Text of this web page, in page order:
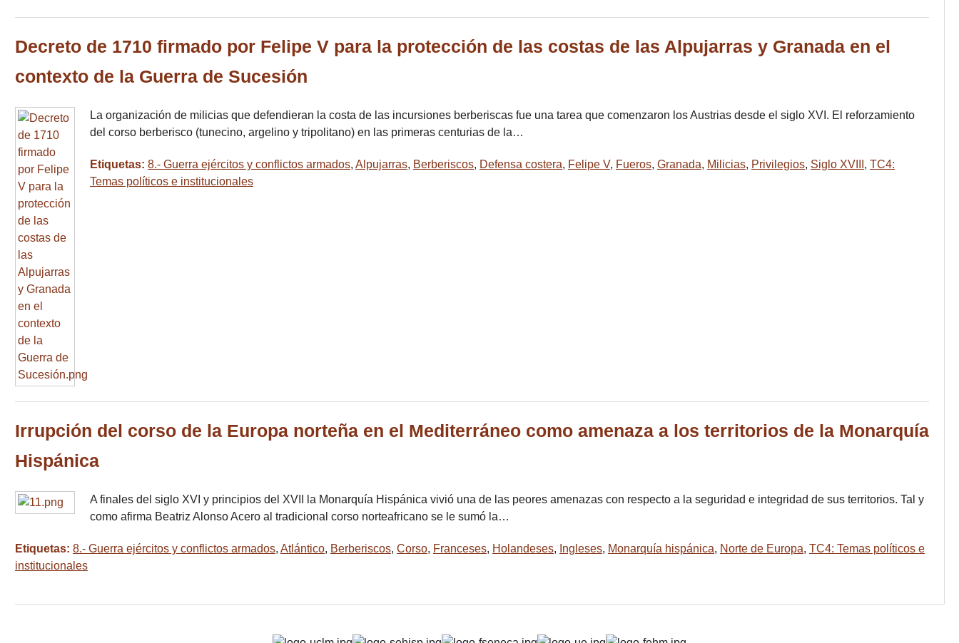
Decreto de 1710 firmado por Felipe V para la protección de las costas de las Alpujarras y Granada en el
contexto de la Guerra de Sucesión
La organización de milicias que defendieran la costa de las incursiones berberiscas fue una tarea que comenzaron los Austrias desde el siglo XVI. El reforzamiento
del corso berberisco (tunecino, argelino y tripolitano) en las primeras centurias de la…
Etiquetas: 8.- Guerra ejércitos y conflictos armados, Alpujarras, Berberiscos, Defensa costera, Felipe V, Fueros, Granada, Milicias, Privilegios, Siglo XVIII , TC4:
Temas políticos e institucionales
Irrupción del corso de la Europa norteña en el Mediterráneo como amenaza a los territorios de la Monarquía
Hispánica
A finales del siglo XVI y principios del XVII la Monarquía Hispánica vivió una de las peores amenazas con respecto a la seguridad e integridad de sus territorios. Tal y
como afirma Beatriz Alonso Acero al tradicional corso norteafricano se le sumó la…
Etiquetas: 8.- Guerra ejércitos y conflictos armados, Atlántico, Berberiscos, Corso, Franceses, Holandeses, Ingleses, Monarquía hispánica, Norte de Europa, TC4: Temas políticos e
institucionales